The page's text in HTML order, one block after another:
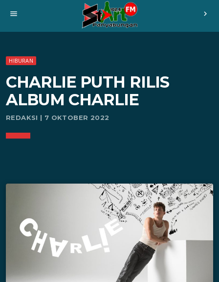
menu chevron_right
HIBURAN
CHARLIE PUTH RILIS
ALBUM CHARLIE
REDAKSI | 7 OKTOBER 2022